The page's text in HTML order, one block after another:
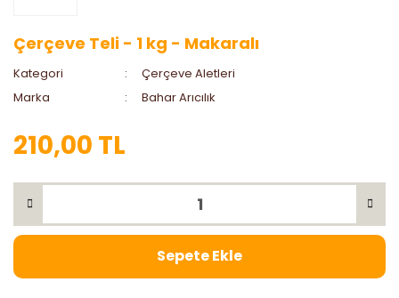
Çerçeve Teli - 1 kg - Makaralı
Kategori
Çerçeve Aletleri
Marka
Bahar Arıcılık
210,00 TL
Sepete Ekle